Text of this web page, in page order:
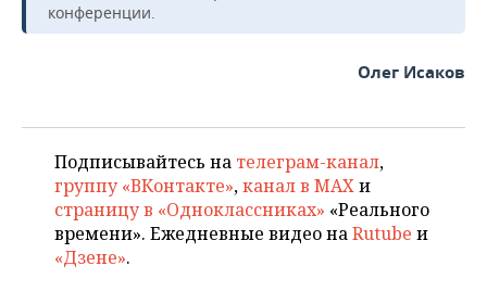
конференции.
Олег Исаков
Подписывайтесь на телеграм-канал,
группу «ВКонтакте»,канал в MAXи
страницу в «Одноклассниках» «Реального
времени». Ежедневные видео наRutube и
«Дзене».